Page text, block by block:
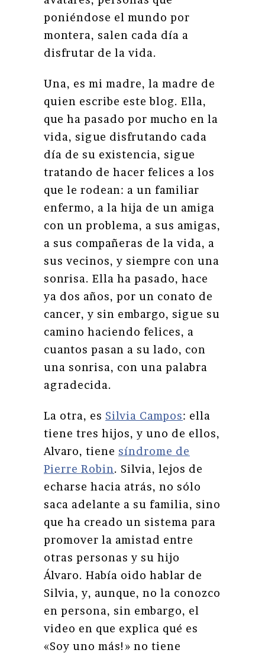
poniéndose el mundo por
montera, salen cada día a
disfrutar de la vida.
Una, es mi madre, la madre de
quien escribe este blog. Ella,
que ha pasado por mucho en la
vida, sigue disfrutando cada
día de su existencia, sigue
tratando de hacer felices a los
que le rodean: a un familiar
enfermo, a la hija de un amiga
con un problema, a sus amigas,
a sus compañeras de la vida, a
sus vecinos, y siempre con una
sonrisa. Ella ha pasado, hace
ya dos años, por un conato de
cancer, y sin embargo, sigue su
camino haciendo felices, a
cuantos pasan a su lado, con
una sonrisa, con una palabra
agradecida.
La otra, es Silvia Campos: ella
tiene tres hijos, y uno de ellos,
Alvaro, tiene síndrome de
Pierre Robin. Silvia, lejos de
echarse hacia atrás, no sólo
saca adelante a su familia, sino
que ha creado un sistema para
promover la amistad entre
otras personas y su hijo
Álvaro. Había oido hablar de
Silvia, y, aunque, no la conozco
en persona, sin embargo, el
video en que explica qué es
«Soy uno más!» no tiene